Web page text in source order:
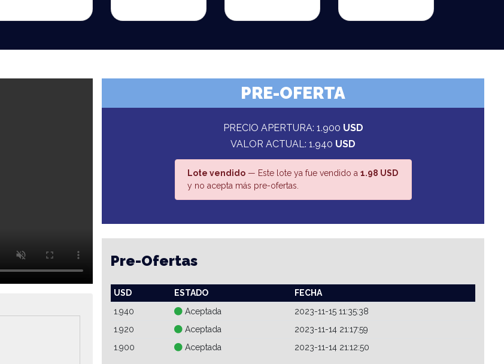
PRE-OFERTA
PRECIO APERTURA: 1.900 USD
VALOR ACTUAL: 1.940 USD
Lote vendido— Este lote ya fue vendido a 1.98 USD
y no acepta más pre-ofertas.
Pre-Ofertas
USD ESTADO
FECHA
1.940
Aceptada
2023-11-15 11:35:38
1.920
Aceptada
2023-11-14 21:17:59
1.900
Aceptada 2023-11-14 21:12:50